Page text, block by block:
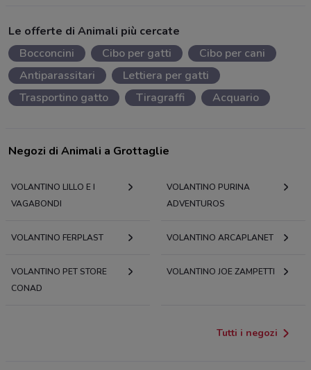
Le offerte di Animali più cercate
Bocconcini
Cibo per gatti
Cibo per cani
Antiparassitari
Lettiera per gatti
Trasportino gatto
Tiragraffi Acquario
Negozi di Animali a Grottaglie
VOLANTINO LILLO E I
VAGABONDI
VOLANTINO PURINA
ADVENTUROS
VOLANTINO FERPLAST VOLANTINO ARCAPLANET
VOLANTINO PET STORE
CONAD
VOLANTINO JOE ZAMPETTI
Tutti i negozi